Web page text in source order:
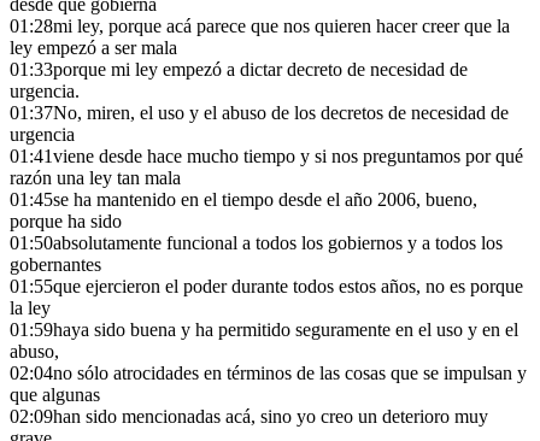
desde que gobierna
01:28mi ley, porque acá parece que nos quieren hacer creer que la
ley empezó a ser mala
01:33porque mi ley empezó a dictar decreto de necesidad de
urgencia.
01:37No, miren, el uso y el abuso de los decretos de necesidad de
urgencia
01:41viene desde hace mucho tiempo y si nos preguntamos por qué
razón una ley tan mala
01:45se ha mantenido en el tiempo desde el año 2006, bueno,
porque ha sido
01:50absolutamente funcional a todos los gobiernos y a todos los
gobernantes
01:55que ejercieron el poder durante todos estos años, no es porque
la ley
01:59haya sido buena y ha permitido seguramente en el uso y en el
abuso,
02:04no sólo atrocidades en términos de las cosas que se impulsan y
que algunas
02:09han sido mencionadas acá, sino yo creo un deterioro muy